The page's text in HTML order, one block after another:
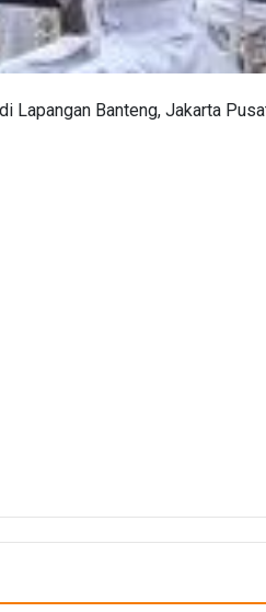
Lapangan Banteng, Jakarta